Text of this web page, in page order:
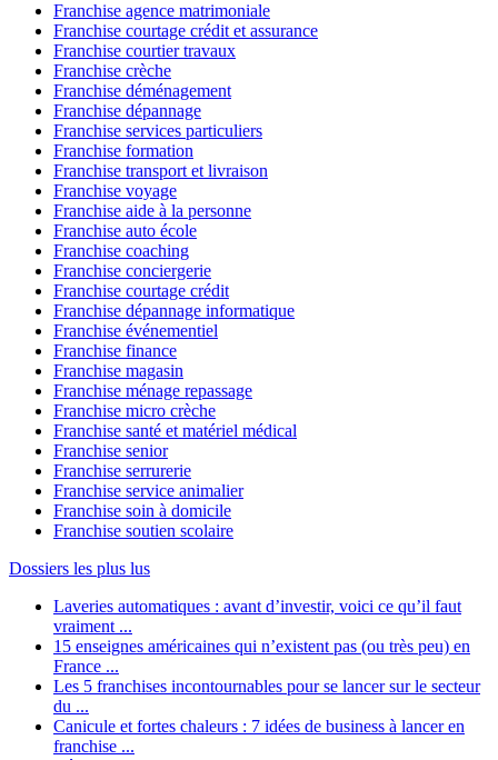
Franchise agence matrimoniale
Franchise courtage crédit et assurance
Franchise courtier travaux
Franchise crèche
Franchise déménagement
Franchise dépannage
Franchise services particuliers
Franchise formation
Franchise transport et livraison
Franchise voyage
Franchise aide à la personne
Franchise auto école
Franchise coaching
Franchise conciergerie
Franchise courtage crédit
Franchise dépannage informatique
Franchise événementiel
Franchise finance
Franchise magasin
Franchise ménage repassage
Franchise micro crèche
Franchise santé et matériel médical
Franchise senior
Franchise serrurerie
Franchise service animalier
Franchise soin à domicile
Franchise soutien scolaire
Dossiers les plus lus
Laveries automatiques : avant d’investir, voici ce qu’il faut
vraiment ...
15 enseignes américaines qui n’existent pas (ou très peu) en
France ...
Les 5 franchises incontournables pour se lancer sur le secteur
du ...
Canicule et fortes chaleurs : 7 idées de business à lancer en
franchise ...